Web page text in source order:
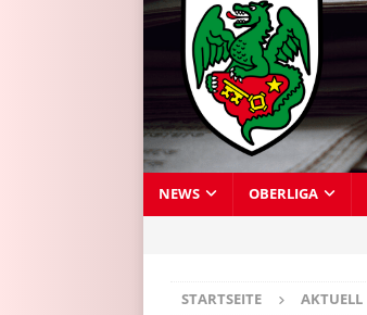
NEWS OBERLIGA
STARTSEITE AKTUELL